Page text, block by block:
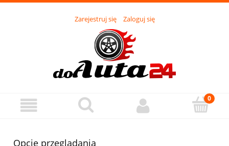
Zarejestruj się Zaloguj się
Opcje przeglądania